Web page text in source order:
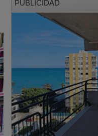
PUBLICIDAD